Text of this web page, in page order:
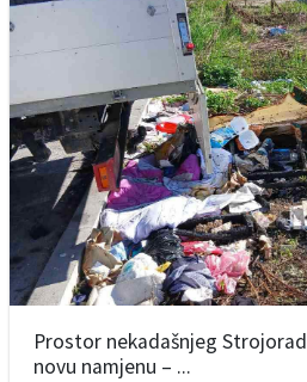
Prostor nekadašnjeg
novu namjenu – ...